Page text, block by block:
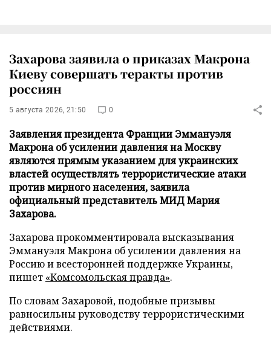
Захарова заявила о приказах Макрона
Киеву совершать теракты против
россиян
5 августа 2026, 21:50 0
Заявления президента Франции Эммануэля
Макрона об усилении давления на Москву
являются прямым указанием для украинских
властей осуществлять террористические атаки
против мирного населения, заявила
официальный представитель МИД Мария
Захарова.
Захарова прокомментировала высказывания
Эммануэля Макрона об усилении давления на
Россию и всесторонней поддержке Украины,
пишет «Комсомольская правда».
По словам Захаровой, подобные призывы
равносильны руководству террористическими
действиями.